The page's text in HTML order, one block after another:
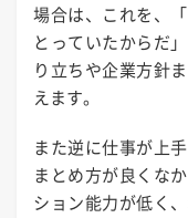
場合は、これを、
とっていたからだ
り立ちや企業方針
えます。
また逆に仕事が上
まとめ方が良くな
ション能力が低く